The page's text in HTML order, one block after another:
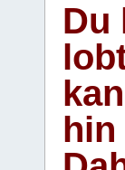
Du
hin